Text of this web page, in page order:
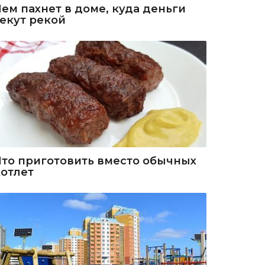
пахнет в доме, куда деньги
рекой
приготовить вместо обычных